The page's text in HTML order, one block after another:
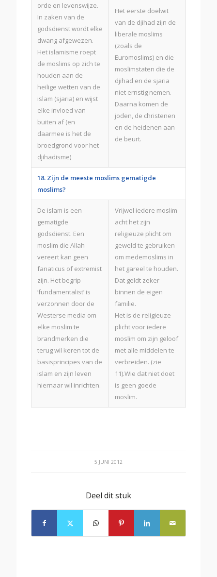
orde en levenswijze.
In zaken van de
godsdienst wordt elke
dwang afgewezen.
Het islamisme roept
de moslims op zich te
houden aan de
heilige wetten van de
islam (sjaria) en wijst
elke invloed van
buiten af (en
daarmee is het de
broedgrond voor het
djihadisme)
Het eerste doelwit
van de djihad zijn de
liberale moslims
(zoals de
Euromoslims) en die
moslimstaten die de
djihad en de sjaria
niet ernstig nemen.
Daarna komen de
joden, de christenen
en de heidenen aan
de beurt.
18. Zijn de meeste moslims gematigde
moslims?
De islam is een
gematigde
godsdienst. Een
moslim die Allah
vereert kan geen
fanaticus of extremist
zijn. Het begrip
‘fundamentalist’ is
verzonnen door de
Westerse media om
elke moslim te
brandmerken die
terug wil keren tot de
basisprincipes van de
islam en zijn leven
hiernaar wil inrichten.
Vrijwel iedere moslim
acht het zijn
religieuze plicht om
geweld te gebruiken
om medemoslims in
het gareel te houden.
Dat geldt zeker
binnen de eigen
familie.
Het is de religieuze
plicht voor iedere
moslim om zijn geloof
met alle middelen te
verbreiden. (zie
11).Wie dat niet doet
is geen goede
moslim.
5 JUNI 2012
Deel dit stuk